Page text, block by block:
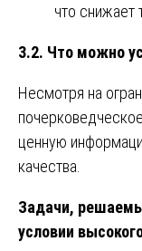
что снижает
3.2. Что можно
Несмотря на
ценную
качества.
Задачи,
условии